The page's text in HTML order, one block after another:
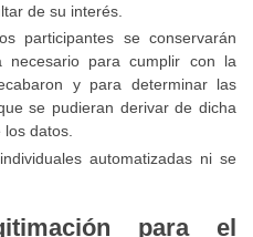
de su interés.
participantes se conservarán
para cumplir con la
y para determinar las
se pudieran derivar de dicha
los datos.
automatizadas ni se
para el